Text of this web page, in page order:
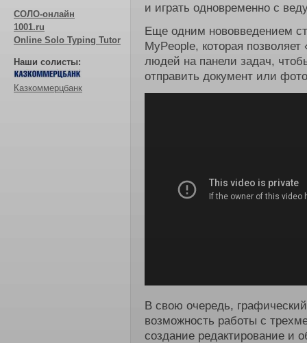
СОЛО-онлайн
1001.ru
Online Solo Typing Tutor
Наши солисты:
Казкоммерцбанк
и играть одновременно с
Еще одним нововведением
MyPeople, которая
людей на панели задач,
отправить документ или
В свою очередь,
возможность работы с
создание редактирование и